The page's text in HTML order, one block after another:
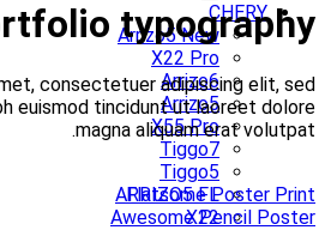
CHERY
Arrizo5 New
X22 Pro
Arrizo6
Arrizo5
X55 Pro
Tiggo7
Tiggo5
ARRIZO5 FL
X22
typography
consectetuer adipiscing elit, sed
euismod tincidunt ut laoreet dolore
magna aliquam erat volutpat.
Flatsome Poster Print
Awesome Pencil Poster